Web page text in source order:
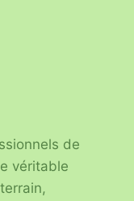
de
véritable